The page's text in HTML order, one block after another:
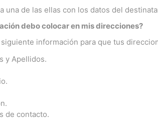
una de las ellas con los datos del
debo colocar en mis direcciones?
información para que tus
y Apellidos.
de contacto.